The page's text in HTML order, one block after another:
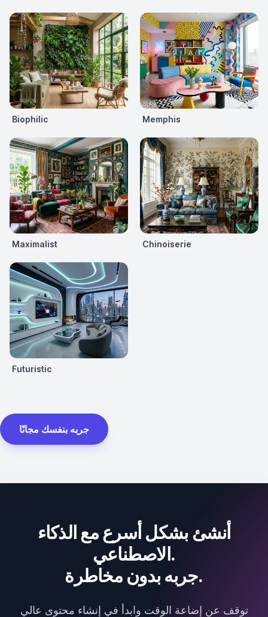
Biophilic Memphis
Maximalist Chinoiserie
Futuristic
جربه بنفسك مجانًا
أنشئ بشكل أسرع مع الذكاء
الاصطناعي.
جربه بدون مخاطرة.
توقف عن إضاعة الوقت وابدأ في إنشاء محتوى عالي